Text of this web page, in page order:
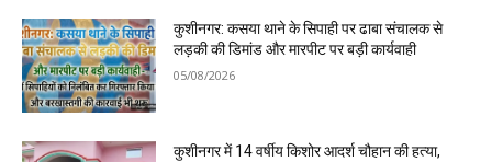
कुशीनगर: कसया थाने के सिपाही पर ढाबा संचालक से
लड़की की डिमांड और मारपीट पर बड़ी कार्यवाही
05/08/2026
कुशीनगर में 14 वर्षीय किशोर आदर्श चौहान की हत्या,